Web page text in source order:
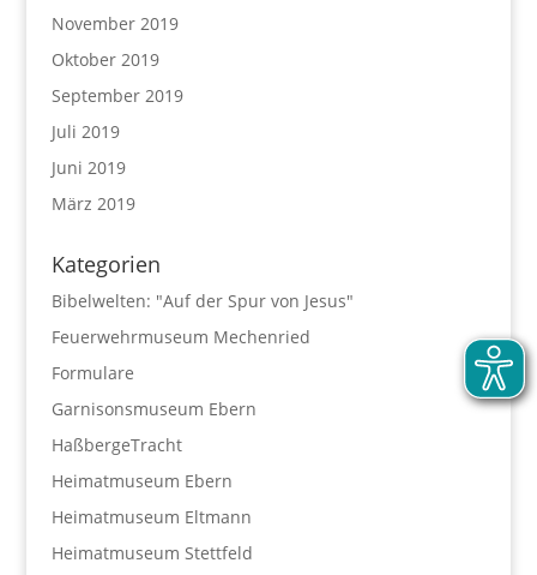
November 2019
Oktober 2019
September 2019
Juli 2019
Juni 2019
März 2019
Kategorien
Bibelwelten: "Auf der Spur von Jesus"
Feuerwehrmuseum Mechenried
Formulare
Garnisonsmuseum Ebern
HaßbergeTracht
Heimatmuseum Ebern
Heimatmuseum Eltmann
Heimatmuseum Stettfeld